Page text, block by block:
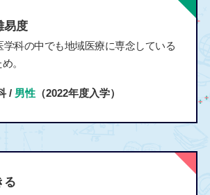
易度
学科の中でも地域医療に専念している
。
/ 男性（2022年度入学）
る